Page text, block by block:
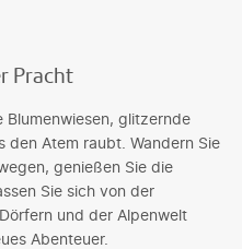
Pracht
glitzernde
den Atem raubt. Wandern Sie
genießen Sie die
Sie sich von der
und der Alpenwelt
Abenteuer.